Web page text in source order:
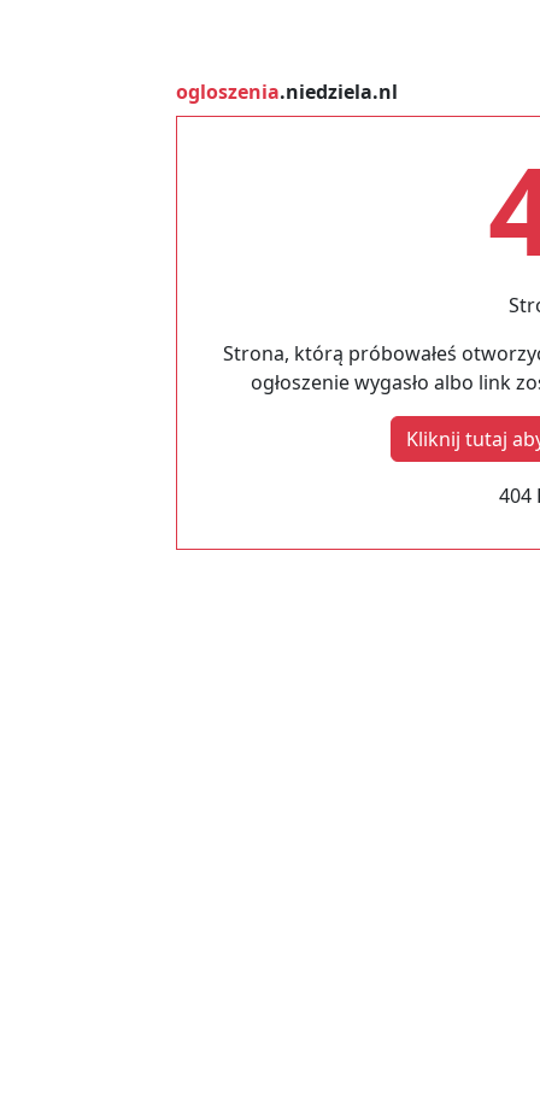
ogloszenia.niedziela.nl
Strona, którą próbowałeś
ogłoszenie wygasło albo link
Kliknij tutaj
404